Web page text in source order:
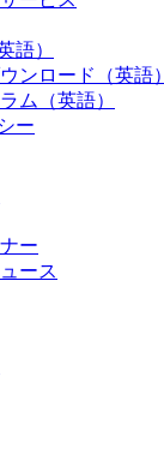
語）
ンロード（英語）
ム（英語）
ー
ー
ース